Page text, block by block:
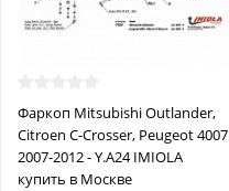
Фаркоп Mitsubishi Outlander,
Citroen C-Crosser, Peugeot 4007
2007-2012 - Y.A24 IMIOLA
купить в Москве